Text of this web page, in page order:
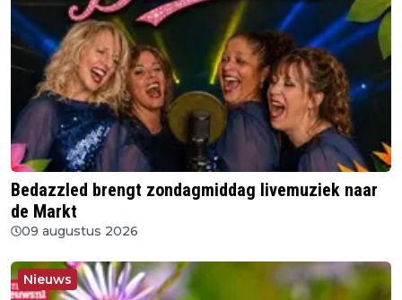
Bedazzled brengt zondagmiddag livemuziek naar
de Markt
09 augustus 2026
Nieuws